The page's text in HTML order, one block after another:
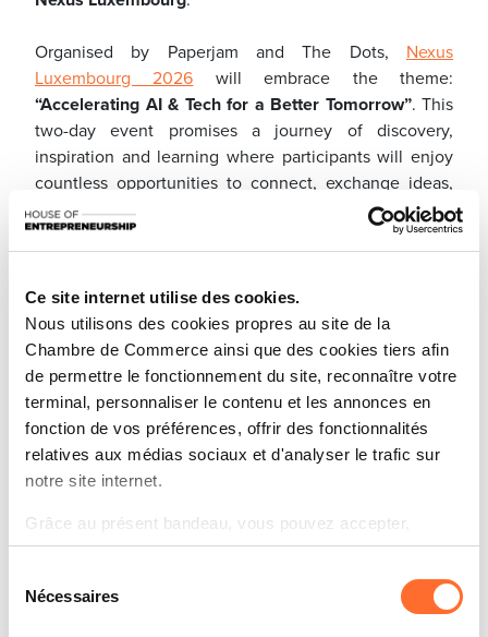
Ce site internet utilise des cookies.
Nous utilisons des cookies propres au site de la
Chambre de Commerce ainsi que des cookies tiers afin
de permettre le fonctionnement du site, reconnaître votre
terminal, personnaliser le contenu et les annonces en
fonction de vos préférences, offrir des fonctionnalités
relatives aux médias sociaux et d'analyser le trafic sur
notre site internet.
Grâce au présent bandeau, vous pouvez accepter,
refuser ou configurer les cookies selon vos préférences,
à l’exception des cookies strictement nécessaires au
fonctionnement du site. Une description des différents
Nécessaires
Organised by Paperjam and The Dots, Nexus
Luxembourg 2026 will embrace the theme:
“Accelerating AI & Tech for a Better Tomorrow”. This
two-day event promises a journey of discovery,
inspiration and learning where participants will enjoy
countless opportunities to connect, exchange ideas,
and forge strategic partnerships.
Date: 10-11 June 2026
As a premium institutional partner of Nexus
Luxembourg, the Chamber of Commerce and its
Enterprise Europe Network, in collaboration with the
partners of the Luxembourg Trade & Invest, will
coordinate severalinternational business delegations
Luxembourg companies will have the opportunity to
fostering cross-border collaboration and international
partnerships. In 2025, delegations from over 20